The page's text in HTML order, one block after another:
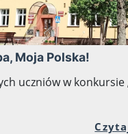
Moja Polska!
uczniów w konkursie